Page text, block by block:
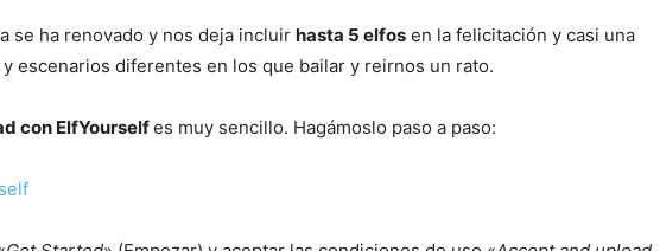
se ha renovado y nos deja incluir hasta 5 elfos en la felicitación y casi una
escenarios diferentes en los que bailar y reirnos un rato.
con ElfYourselfes muy sencillo. Hagámoslo paso a paso: